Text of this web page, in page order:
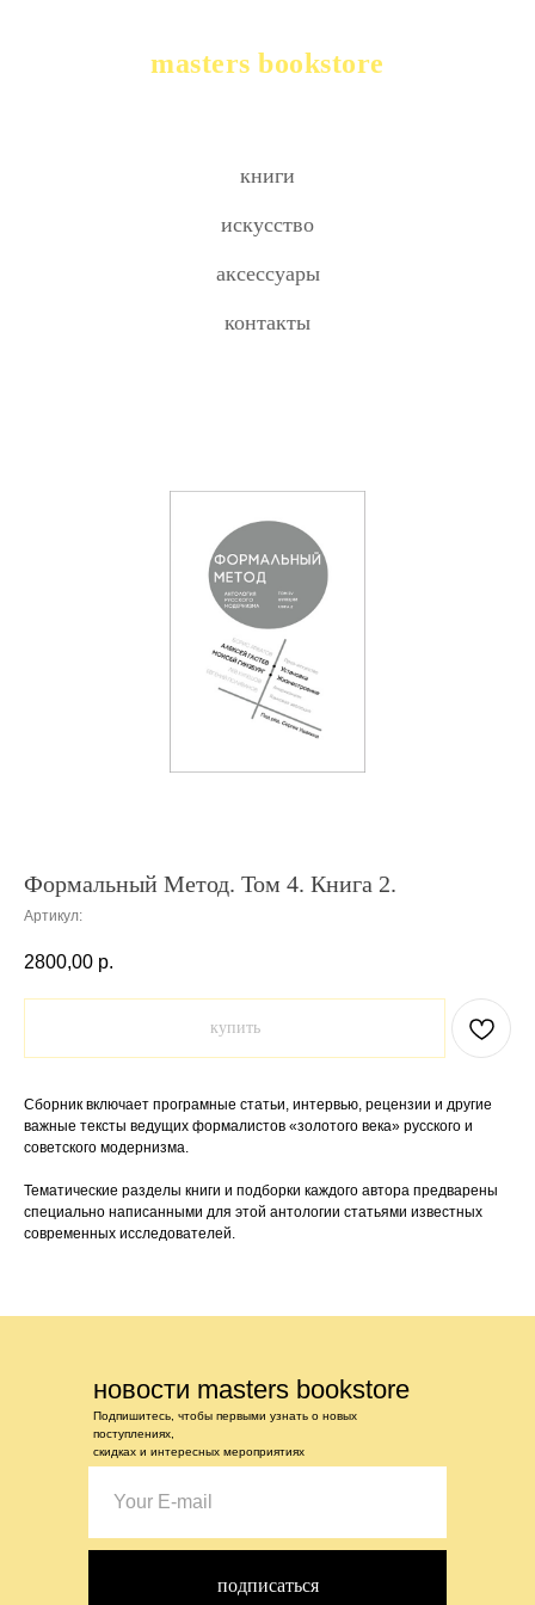
masters bookstore
книги
искусство
аксессуары
контакты
Формальный Метод. Том 4. Книга 2.
Артикул:
2800,00 р.
купить
Сборник включает програмные статьи, интервью, рецензии и другие
важные тексты ведущих формалистов «золотого века» русского и
советского модернизма.
Тематические разделы книги и подборки каждого автора предварены
специально написанными для этой антологии статьями известных
современных исследователей.
новости masters bookstore
Подпишитесь, чтобы первыми узнать о новых
поступлениях,
скидках и интересных мероприятиях
подписаться